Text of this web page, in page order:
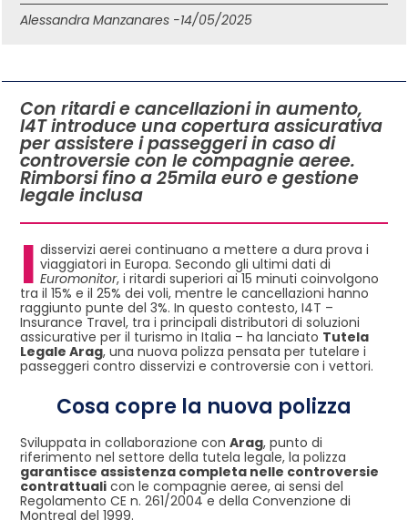
Alessandra Manzanares -14/05/2025
Con ritardi e cancellazioni in aumento,
I4T introduce una copertura assicurativa
per assistere i passeggeri in caso di
controversie con le compagnie aeree.
Rimborsi fino a 25mila euro e gestione
legale inclusa
I disservizi aerei continuano a mettere a dura prova i
viaggiatori in Europa. Secondo gli ultimi dati di
Euromonitor, i ritardi superiori ai 15 minuti coinvolgono
tra il 15% e il 25% dei voli, mentre le cancellazioni hanno
raggiunto punte del 3%. In questo contesto, I4T –
Insurance Travel, tra i principali distributori di soluzioni
assicurative per il turismo in Italia – ha lanciato Tutela
Legale Arag, una nuova polizza pensata per tutelare i
passeggeri contro disservizi e controversie con i vettori.
Cosa copre la nuova polizza
Sviluppata in collaborazione con Arag, punto di
riferimento nel settore della tutela legale, la polizza
garantisce assistenza completa nelle controversie
contrattuali con le compagnie aeree, ai sensi del
Regolamento CE n. 261/2004 e della Convenzione di
Montreal del 1999.